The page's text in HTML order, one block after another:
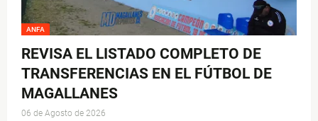
ANFA
REVISA EL LISTADO COMPLETO DE
TRANSFERENCIAS EN EL FÚTBOL DE
MAGALLANES
06 de Agosto de 2026